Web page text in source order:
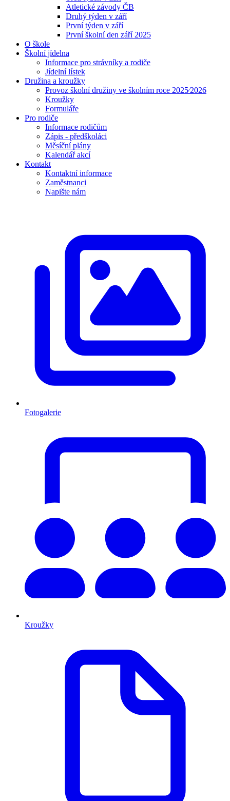
Atletické závody ČB
Druhý týden v září
První týden v září
První školní den září 2025
O škole
Školní jídelna
Informace pro strávníky a rodiče
Jídelní lístek
Družina a kroužky
Provoz školní družiny ve školním roce 2025⁄2026
Kroužky
Formuláře
Pro rodiče
Informace rodičům
Zápis - předškoláci
Měsíční plány
Kalendář akcí
Kontakt
Kontaktní informace
Zaměstnanci
Napište nám
Fotogalerie
Kroužky